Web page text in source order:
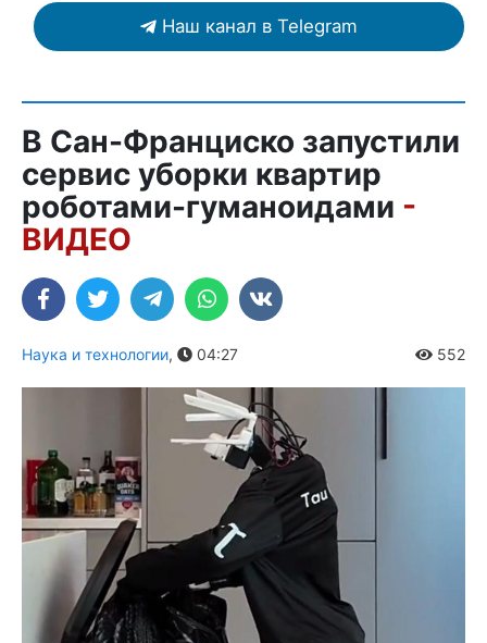
Наш канал в Telegram
В Сан-Франциско запустили
сервис уборки квартир
роботами-гуманоидами -
ВИДЕО
Наука и технологии, 04:27 552